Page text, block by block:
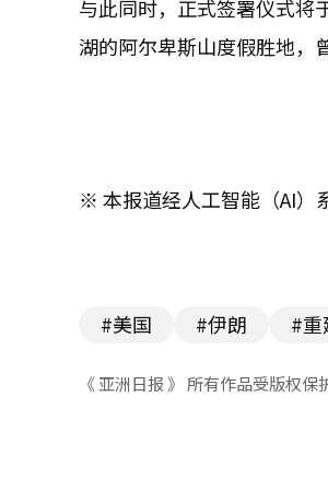
与此同时，正式签署仪式将
湖的阿尔卑斯山度假胜地，
※ 本报道经人工智能（AI）
#美国 #伊朗 #重
《 亚洲日报 》 所有作品受版权保